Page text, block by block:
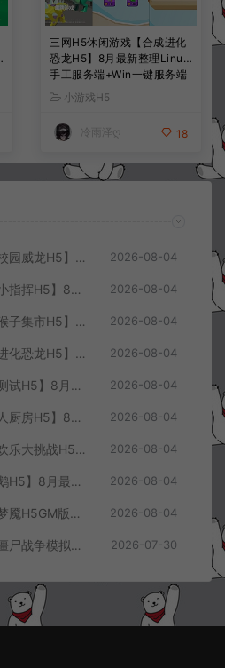
三网H5休闲游戏【合成进化
恐龙H5】8月最新整理Linux
手工服务端+Win一键服务端
+解压即玩+简易安卓客户端
+详细搭建教程
小游戏H5
冷雨泽ღ 18
三网H5格斗游戏【热血校园威龙H5】8月最新整理Linux手工服务端+Win一键服务端+解压即玩+简易安卓客户端+详细搭建教程 2026-08-04
三网H5射击游戏【战场小指挥H5】8月最新整理Linux手工服务端+Win一键服务端+解压即玩+简易安卓客户端+详细搭建教程 2026-08-04
三网H5模拟经营游戏【猴子集市H5】8月最新整理Linux手工服务端+Win一键服务端+解压即玩+简易安卓客户端+详细搭建教程 2026-08-04
三网H5休闲游戏【合成进化恐龙H5】8月最新整理Linux手工服务端+Win一键服务端+解压即玩+简易安卓客户端+详细搭建教程 2026-08-04
三网H5休闲游戏【脑力测试H5】8月最新整理Linux手工服务端+Win一键服务端+解压即玩+简易安卓客户端+详细搭建教程 2026-08-04
三网H5休闲游戏【机器人厨房H5】8月最新整理Linux手工服务端+Win一键服务端+解压即玩+简易安卓客户端+详细搭建教程 2026-08-04
三网H5休闲游戏【水果欢乐大挑战H5】8月最新整理Linux手工服务端+Win一键服务端+解压即玩+简易安卓客户端+详细搭建教程 2026-08-04
三网H5休闲游戏【抓大鹅H5】8月最新整理Linux手工服务端+Win一键服务端+解压即玩+简易安卓客户端+详细搭建教程 2026-08-04
三网H5塔防游戏【小小梦魇H5GM版】7月最新整理Linux手工服务端+Win一键服务端+解压即玩+简易安卓客户端+详细搭建教程 2026-08-04
三网H5塔防游戏【植物僵尸战争模拟器H5】7月最新整理Linux手工服务端+Win一键服务端+解压即玩+简易安卓客户端+详细搭建教程 2026-07-30